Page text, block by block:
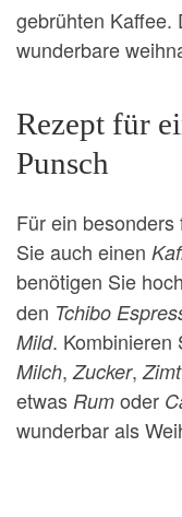
gebrühten Kaffee.
wunderbare
Rezept für
Punsch
Für ein
Sie auch einen
benötigen Sie
den Tchibo
Mild. Kombinieren
Milch, Zucker, Zimt
etwas Rum oder
wunderbar als